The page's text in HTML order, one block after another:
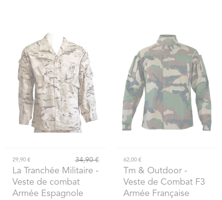
29,90 € 34,90 €
La Tranchée Militaire -
Veste de combat
Armée Espagnole
62,00 €
Tm & Outdoor-
Veste de Combat F3
Armée Française